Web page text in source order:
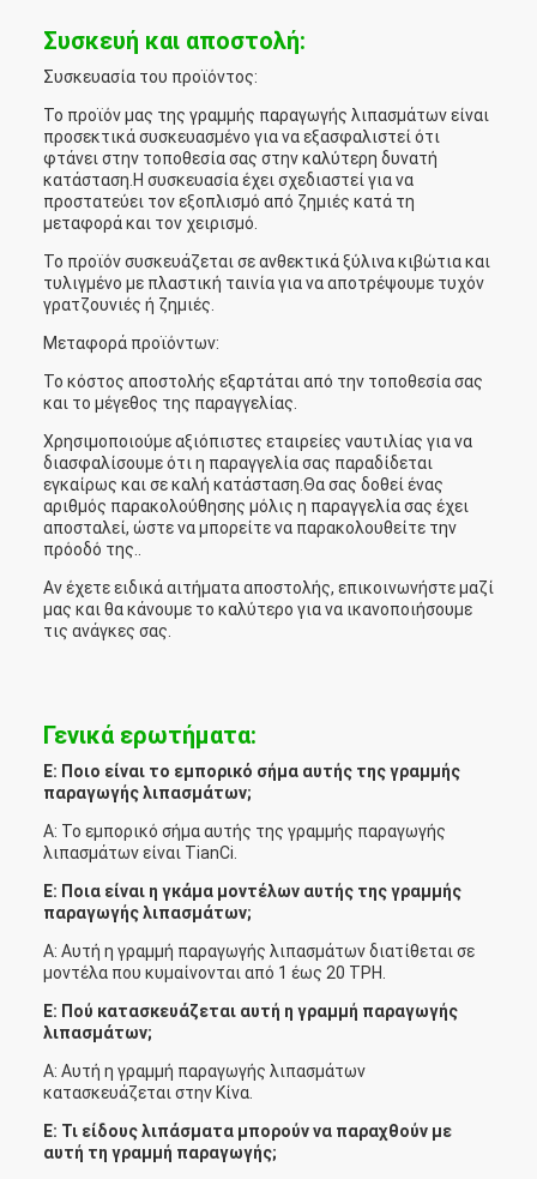
Συσκευή και αποστολή:
Συσκευασία του προϊόντος:
Το προϊόν μας της γραμμής παραγωγής λιπασμάτων είναι
προσεκτικά συσκευασμένο για να εξασφαλιστεί ότι
φτάνει στην τοποθεσία σας στην καλύτερη δυνατή
κατάσταση.Η συσκευασία έχει σχεδιαστεί για να
προστατεύει τον εξοπλισμό από ζημιές κατά τη
μεταφορά και τον χειρισμό.
Το προϊόν συσκευάζεται σε ανθεκτικά ξύλινα κιβώτια και
τυλιγμένο με πλαστική ταινία για να αποτρέψουμε τυχόν
γρατζουνιές ή ζημιές.
Μεταφορά προϊόντων:
Το κόστος αποστολής εξαρτάται από την τοποθεσία σας
και το μέγεθος της παραγγελίας.
Χρησιμοποιούμε αξιόπιστες εταιρείες ναυτιλίας για να
διασφαλίσουμε ότι η παραγγελία σας παραδίδεται
εγκαίρως και σε καλή κατάσταση.Θα σας δοθεί ένας
αριθμός παρακολούθησης μόλις η παραγγελία σας έχει
αποσταλεί, ώστε να μπορείτε να παρακολουθείτε την
πρόοδό της..
Αν έχετε ειδικά αιτήματα αποστολής, επικοινωνήστε μαζί
μας και θα κάνουμε το καλύτερο για να ικανοποιήσουμε
τις ανάγκες σας.
Γενικά ερωτήματα:
Ε: Ποιο είναι το εμπορικό σήμα αυτής της γραμμής
παραγωγής λιπασμάτων;
Α: Το εμπορικό σήμα αυτής της γραμμής παραγωγής
λιπασμάτων είναι TianCi.
Ε: Ποια είναι η γκάμα μοντέλων αυτής της γραμμής
παραγωγής λιπασμάτων;
Α: Αυτή η γραμμή παραγωγής λιπασμάτων διατίθεται σε
μοντέλα που κυμαίνονται από 1 έως 20 TPH.
Ε: Πού κατασκευάζεται αυτή η γραμμή παραγωγής
λιπασμάτων;
Α: Αυτή η γραμμή παραγωγής λιπασμάτων
κατασκευάζεται στην Κίνα.
Ε: Τι είδους λιπάσματα μπορούν να παραχθούν με
αυτή τη γραμμή παραγωγής;